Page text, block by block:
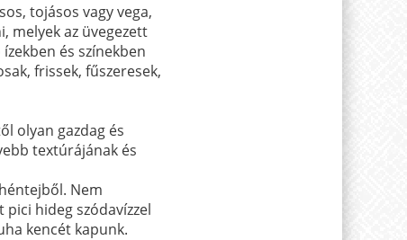
tojásos vagy vega,
melyek az üvegezett
és színekben
frissek, fűszeresek,
olyan gazdag és
textúrájának és
Nem
hideg szódavízzel
kencét kapunk.